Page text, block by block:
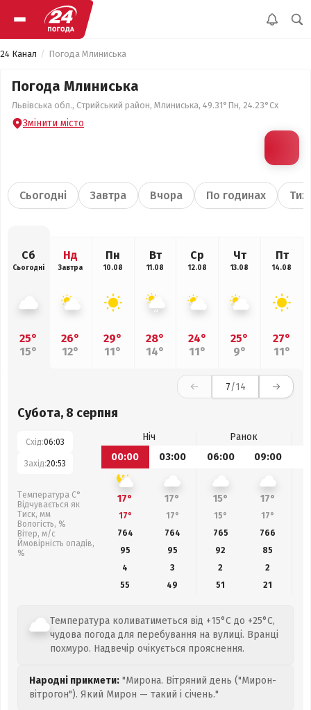
24 Канал Погода Млиниська
Погода Млиниська
Львівська обл., Стрийський район, Млиниська, 49.31°Пн, 24.23°Сх
Змінити місто
Сьогодні Завтра Вчора По годинах
Сб
Сьогодні
25°
15°
Нд
Завтра
26°
12°
Пн
10.08
29°
11°
Вт
11.08
28°
14°
Ср
12.08
24°
11°
Чт
13.08
25°
9°
Пт
14.08
27°
11°
7/14
Субота, 8 серпня
Схід:06:03
Захід:20:53
Температура С°
Відчувається як
Тиск, мм
Вологість, %
Вітер, м/с
Ймовірність опадів,
%
Ніч
Ранок
00:00
03:00 06:00 09:00
17° 17° 15° 17°
17° 17° 15° 17°
764
764 765 766
95
95 92 85
4
3 2
2
55
49 51 21
Температура коливатиметься від +15°C до +25°C,
чудова погода для перебування на вулиці. Вранці
похмуро. Надвечір очікується прояснення.
Народні прикмети: "Мирона. Вітряний день ("Мирон-
вітрогон"). Який Мирон — такий і січень."